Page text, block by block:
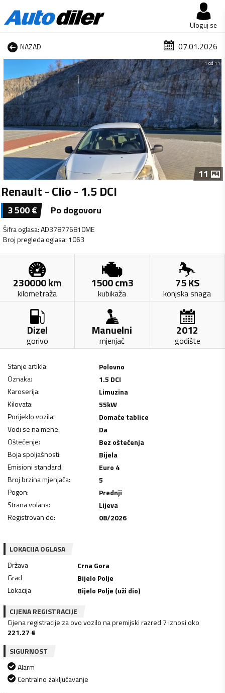
Uloguj se
NAZAD 07.01.2026
1 od 11
11
Renault - Clio - 1.5 DCI
3 500€ Po dogovoru
Šifra oglasa:AD378776810ME
Broj pregleda oglasa: 1063
230000km
kilometraža
1500cm3
kubikaža
75KS
konjska snaga
Dizel
gorivo
Manuelni
mjenjač
2012
godište
Stanje artikla:
Polovno
Oznaka:
1.5 DCI
Karoserija:
Limuzina
Kilovata: 55kW
Porijeklo vozila:
Domaće tablice
Vodi se na mene:
Da
Oštećenje:
Bez oštećenja
Boja spoljašnosti:
Bijela
Emisioni standard:
Euro 4
Broj brzina mjenjača:
5
Pogon:
Prednji
Strana volana:
Lijeva
Registrovan do: 08/2026
LOKACIJA OGLASA
Država
Crna Gora
Grad
Bijelo Polje
Lokacija
Bijelo Polje (uži dio)
CIJENA REGISTRACIJE
Cijena registracije za ovo vozilo na premijski razred 7 iznosi oko
221.27 €
SIGURNOST
Alarm
Centralno zaključavanje